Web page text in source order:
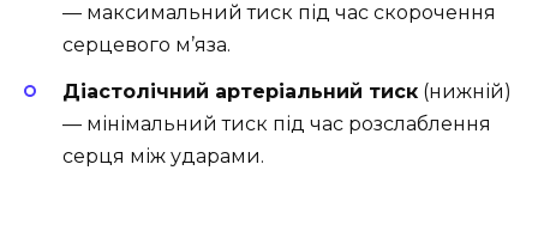
— максимальний тиск під час скорочення
серцевого м’яза.
Діастолічний артеріальний тиск (нижній)
— мінімальний тиск під час розслаблення
серця між ударами.